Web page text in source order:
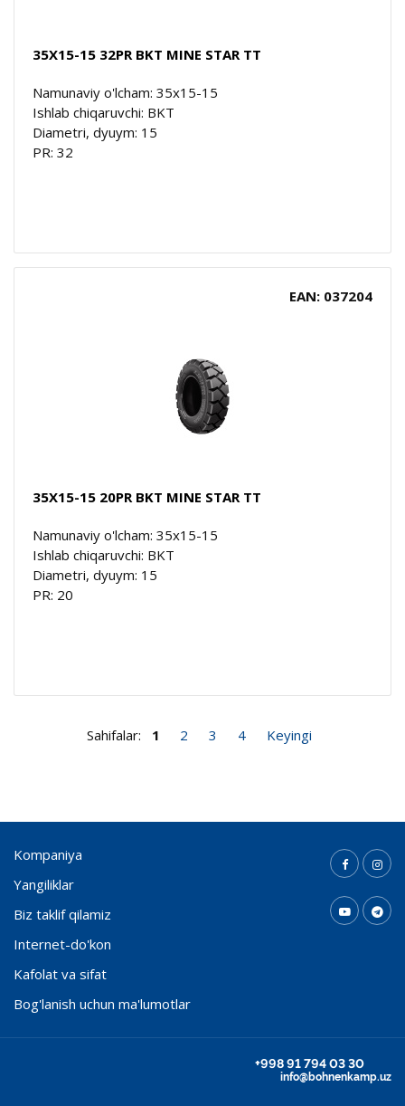
35X15-15 32PR BKT MINE STAR TT
Namunaviy o'lcham: 35x15-15
Ishlab chiqaruvchi: BKT
Diametri, dyuym: 15
PR: 32
EAN: 037204
35X15-15 20PR BKT MINE STAR TT
Namunaviy o'lcham: 35x15-15
Ishlab chiqaruvchi: BKT
Diametri, dyuym: 15
PR: 20
Sahifalar: 1 2 3 4 Keyingi
Kompaniya
Yangiliklar
Biz taklif qilamiz
Internet-do'kon
Kafolat va sifat
Bog'lanish uchun ma'lumotlar
+998 91 794 03 30
info@bohnenkamp.uz